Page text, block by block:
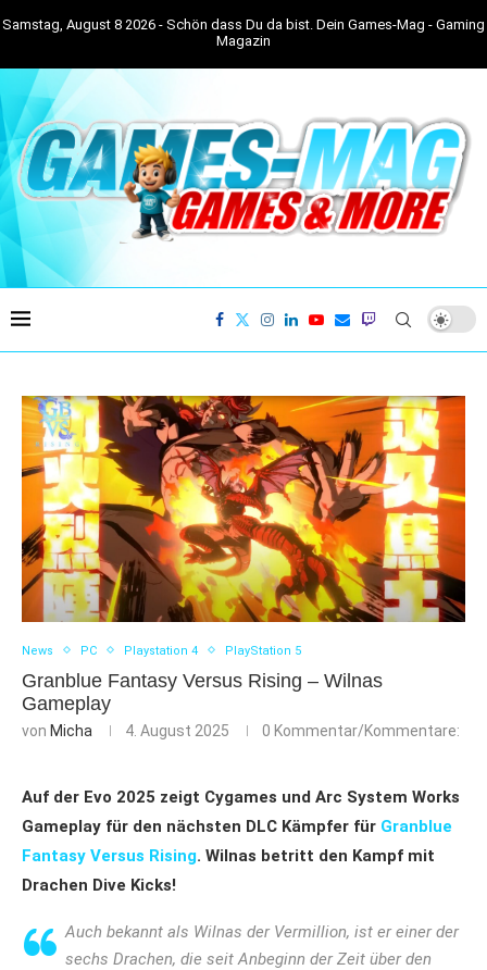
Samstag, August 8 2026 - Schön dass Du da bist. Dein Games-Mag - Gaming
Magazin
News PC Playstation 4 PlayStation 5
Granblue Fantasy Versus Rising – Wilnas
Gameplay
von Micha 4. August 2025 0 Kommentar/Kommentare:
Auf der Evo 2025 zeigt Cygames und Arc System Works
Gameplay für den nächsten DLC Kämpfer für Granblue
Fantasy Versus Rising. Wilnas betritt den Kampf mit
Drachen Dive Kicks!
Auch bekannt als Wilnas der Vermillion, ist er einer der
sechs Drachen, die seit Anbeginn der Zeit über den